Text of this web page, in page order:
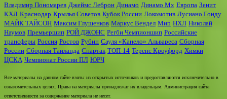
Владимир Пономарев Джеймс Леброн Динамо Динамо Мх Европа Зенит
КХЛ Краснодар Крылья Советов Кубок России Локомотив Лусиано Гонду
МАЙК ТАЙСОН Максим Глушенков Маркус Вендел Мир НХЛ Николай
Наумов Премьершип РОЙ ДЖОНС Регби Чемпионшип Российские
трансферы Россия Ростов Рубин Сауля «Канело» Альвареса Сборная
России Сборная Таиланда Спартак ТОП-14 Теренс Кроуфорд Химки
ЦСКА Чемпионат России ПЛ ЮРЧ
Все материалы на данном сайте взяты из открытых источников и предоставляются исключительно в
ознакомительных целях. Права на материалы принадлежат их владельцам. Администрация сайта
ответственности за содержание материала не несет.